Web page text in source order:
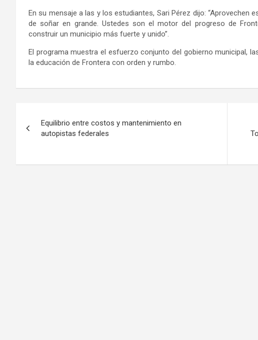
En su mensaje a las y los estudiantes, Sari Pérez dijo: “Aprovechen
de soñar en grande. Ustedes son el motor del progreso de
construir un municipio más fuerte y unido”.
El programa muestra el esfuerzo conjunto del gobierno municipal,
la educación de Frontera con orden y rumbo.
de
Equilibrio entre costos y mantenimiento en
autopistas federales